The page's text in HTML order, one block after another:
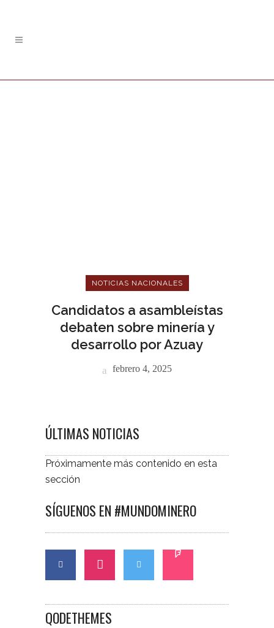
NOTICIAS NACIONALES
Candidatos a asambleístas
debaten sobre minería y
desarrollo por Azuay
febrero 4, 2025
ÚLTIMAS NOTICIAS
Próximamente más contenido en esta
sección
SÍGUENOS EN #MUNDOMINERO
QODETHEMES